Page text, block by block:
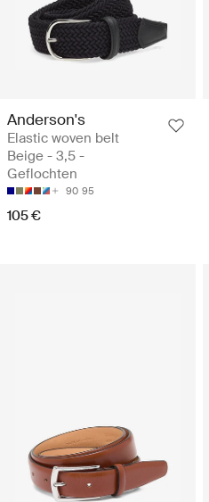
Anderson's
Elastic woven belt
Beige - 3,5 -
Geflochten
90 95
105 €